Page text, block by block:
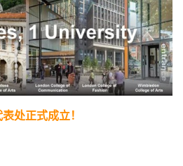
处正式成立！